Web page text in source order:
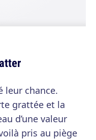
leur chance.
grattée et la
d’une valeur
pris au piège